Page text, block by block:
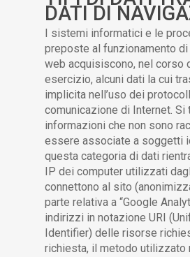
DATI DI
I sistemi informatici e le
preposte al funzionamento
web acquisiscono, nel corso
esercizio, alcuni dati la cui
implicita nell’uso dei
comunicazione di Internet. Si
informazioni che non sono
essere associate a soggetti
questa categoria di dati
IP dei computer utilizzati
connettono al sito
parte relativa a “Google
indirizzi in notazione URI
Identifier) delle risorse
richiesta, il metodo utilizzato